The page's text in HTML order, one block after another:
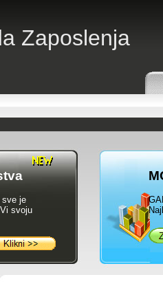
Zaposlenja
sve je
svoju